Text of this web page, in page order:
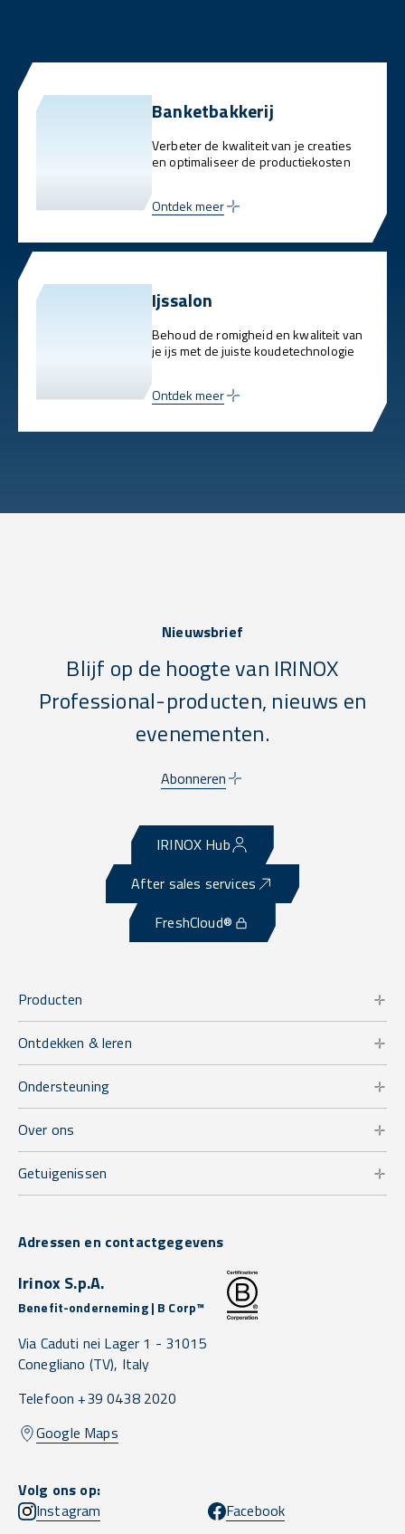
Banketbakkerij
Verbeter de kwaliteit van je creaties
en optimaliseer de productiekosten
Ontdek meer
Ijssalon
Behoud de romigheid en kwaliteit van
je ijs met de juiste koudetechnologie
Ontdek meer
Nieuwsbrief
Blijf op de hoogte van IRINOX
Professional-producten, nieuws en
evenementen.
Abonneren
IRINOX Hub
After sales services
FreshCloud®
Producten
Ontdekken & leren
Ondersteuning
Over ons
Getuigenissen
Adressen en contactgegevens
Irinox S.p.A.
Benefit-onderneming | B Corp™
Via Caduti nei Lager 1 - 31015
Conegliano (TV), Italy
Telefoon +39 0438 2020
Google Maps
Volg ons op:
Instagram
Facebook